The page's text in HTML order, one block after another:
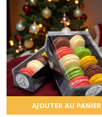
AJOUTER AU PANIER